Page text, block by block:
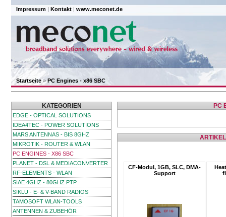
Impressum | Kontakt | www.meconet.de
Startseite»PC Engines - x86 SBC
KATEGORIEN
EDGE - OPTICAL SOLUTIONS
IDEA4TEC - POWER SOLUTIONS
MARS ANTENNAS - BIS 8GHZ
MIKROTIK - ROUTER & WLAN
PC ENGINES - X86 SBC
PLANET - DSL & MEDIACONVERTER
RF-ELEMENTS - WLAN
SIAE 4GHZ - 80GHZ PTP
SIKLU - E- & V-BAND RADIOS
TAMOSOFT WLAN-TOOLS
ANTENNEN & ZUBEHÖR
PC
CF-Modul, 1GB, SLC, DMA-
Support